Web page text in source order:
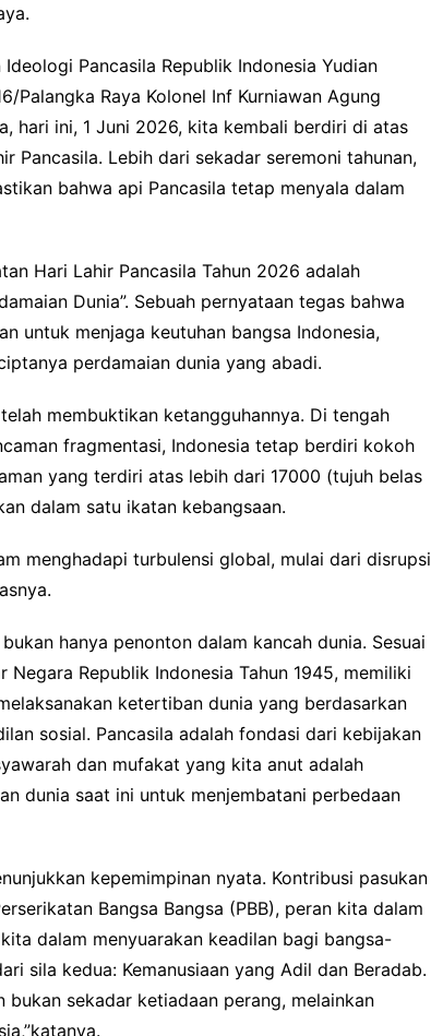
Pancasila Republik Indonesia Yudian
Palangka Raya Kolonel Inf Kurniawan Agung
hari ini, 1 Juni 2026, kita kembali berdiri di atas
Pancasila. Lebih dari sekadar seremoni tahunan,
bahwa api Pancasila tetap menyala dalam
Hari Lahir Pancasila Tahun 2026 adalah
Dunia”. Sebuah pernyataan tegas bahwa
untuk menjaga keutuhan bangsa Indonesia,
perdamaian dunia yang abadi.
membuktikan ketangguhannya. Di tengah
fragmentasi, Indonesia tetap berdiri kokoh
yang terdiri atas lebih dari 17000 (tujuh belas
dalam satu ikatan kebangsaan.
menghadapi turbulensi global, mulai dari disrupsi
hanya penonton dalam kancah dunia. Sesuai
Republik Indonesia Tahun 1945, memiliki
ketertiban dunia yang berdasarkan
sosial. Pancasila adalah fondasi dari kebijakan
dan mufakat yang kita anut adalah
dunia saat ini untuk menjembatani perbedaan
kepemimpinan nyata. Kontribusi pasukan
Bangsa Bangsa (PBB), peran kita dalam
dalam menyuarakan keadilan bagi bangsa-
sila kedua: Kemanusiaan yang Adil dan Beradab.
sekadar ketiadaan perang, melainkan